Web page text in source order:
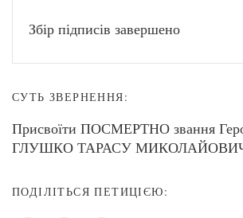
Збір підписів завершено
СУТЬ ЗВЕРНЕННЯ:
Присвоїти ПОСМЕРТНО звання
ГЛУШКО ТАРАСУ
ПОДІЛІТЬСЯ ПЕТИЦІЄЮ: